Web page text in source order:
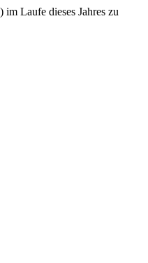
Laufe dieses Jahres zu